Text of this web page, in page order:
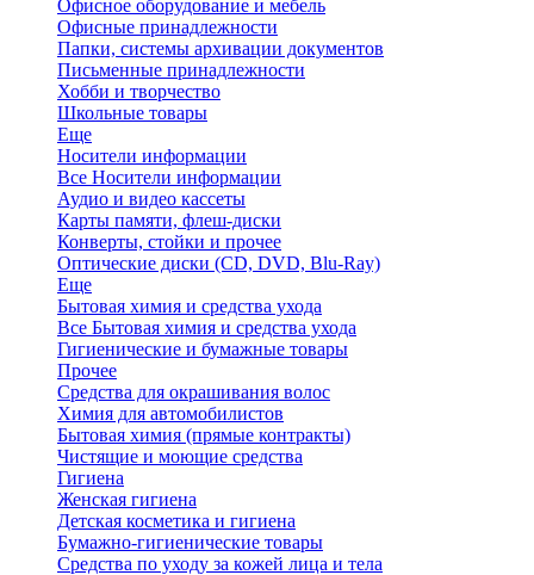
Офисное оборудование и мебель
Офисные принадлежности
Папки, системы архивации документов
Письменные принадлежности
Хобби и творчество
Школьные товары
Еще
Носители информации
Все Носители информации
Аудио и видео кассеты
Карты памяти, флеш-диски
Конверты, стойки и прочее
Оптические диски (CD, DVD, Blu-Ray)
Еще
Бытовая химия и средства ухода
Все Бытовая химия и средства ухода
Гигиенические и бумажные товары
Прочее
Средства для окрашивания волос
Химия для автомобилистов
Бытовая химия (прямые контракты)
Чистящие и моющие средства
Гигиена
Женская гигиена
Детская косметика и гигиена
Бумажно-гигиенические товары
Средства по уходу за кожей лица и тела